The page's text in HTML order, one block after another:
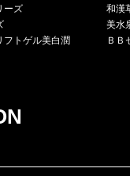
ーズ
フトゲル美白潤
和漢
美水
ＢＢ